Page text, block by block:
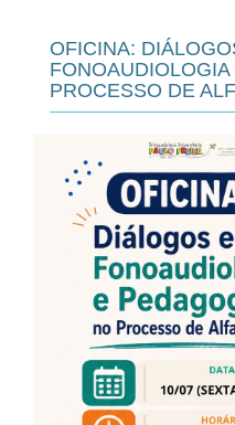
OFICINA:
PROCESSO DE